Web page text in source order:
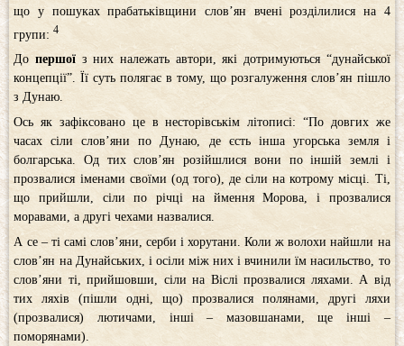
що у пошуках прабатьківщини слов’ян вчені розділилися на 4
групи:4
Допершої з них належать автори, які дотримуються “дунайської
концепції”. Її суть полягає в тому, що розгалуження слов’ян пішло
з Дунаю.
Ось як зафіксовано це в несторівськім літописі: “По довгих же
часах сіли слов’яни по Дунаю, де єсть інша угорська земля і
болгарська. Од тих слов’ян розійшлися вони по іншій землі і
прозвалися іменами своїми (од того), де сіли на котрому місці. Ті,
що прийшли, сіли по річці на ймення Морова, і прозвалися
моравами, а другі чехами назвалися.
А се – ті самі слов’яни, серби і хорутани. Коли ж волохи найшли на
слов’ян на Дунайських, і осіли між них і вчинили їм насильство, то
слов’яни ті, прийшовши, сіли на Віслі прозвалися ляхами. А від
тих ляхів (пішли одні, що) прозвалися полянами, другі ляхи
(прозвалися) лютичами, інші – мазовшанами, ще інші –
поморянами).